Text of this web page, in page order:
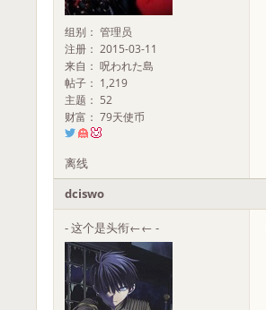
组别： 管理员
注册： 2015-03-11
来自： 呪われた島
帖子： 1,219
主题： 52
财富： 79天使币
离线
dciswo
- 这个是头衔←← -